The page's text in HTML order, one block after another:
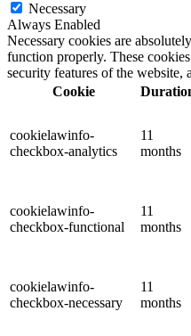
Necessary
Always Enabled
Necessary cookies are
function properly. These
security features of the website,
Cookie
cookielawinfo-
checkbox-analytics
11
months
cookielawinfo-
checkbox-functional
11
months
cookielawinfo-
checkbox-necessary
11
months